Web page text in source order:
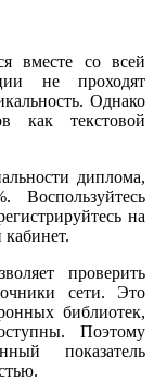
вместе со всей
не проходят
Однако
как текстовой
диплома,
на
проверить
сети. Это
библиотек,
Поэтому
показатель